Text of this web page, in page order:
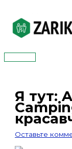
содержимому
Главное
Я тут:
Оставьте